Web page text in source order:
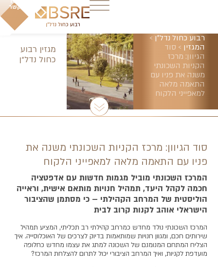
קשר
רבוע כחול נדל"ן >
המגזין > סוד
הגיוון: מרכז
הקניות השכונתי
משנה את פניו עם
התאמה מלאה
למאפייני הלקוח
מגזין רבוע
כחול נדל"ן
סוד הגיוון: מרכז הקניות השכונתי משנה את
פניו עם התאמה מלאה למאפייני הלקוח
המרכז השכונתי מוביל מגמות חדשות עם אדפטציה
חכמה לקהל היעד, תמהיל חנויות מותאם אישית, וראייה
הוליסטית של המרחב הקהילתי – כי מסתמן שהציבור
הישראלי אוהב לקנות קרוב לבית
המרכז השכונתי נולד מחדש כמרחב קהילתי רב תכליתי, המציע תמהיל
שירותים חכם, ומגוון חנויות שמותאמות בדיוק לצרכים של האוכלוסייה. איך
הצליח המתחם המנומנם של השכונה למתג את עצמו מחדש כחלופה
מועדפת לקניות, ואיך המרחב הציבורי יכול לתרום להצלחת המרכז?